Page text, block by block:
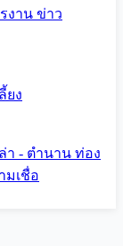
งาน ข่าว
ยง
ล่า - ตำนาน ท่อง
มเชื่อ